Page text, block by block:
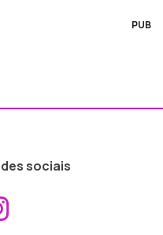
PUB
sociais
ao